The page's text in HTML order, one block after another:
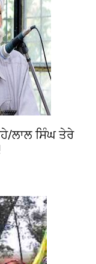
ਲਾਲ ਸਿੰਘ ਤੇਰੇ